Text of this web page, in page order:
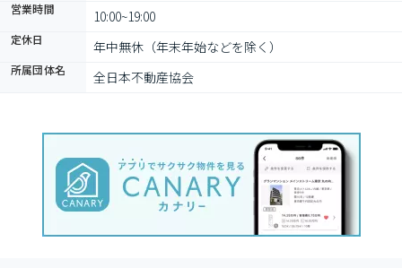
営業時間 10:00~19:00
定休日 年中無休（年末年始などを除く）
所属団体名 全日本不動産協会